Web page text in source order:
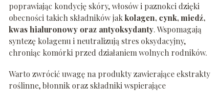
poprawiając kondycję skóry, włosów i paznokci dzięki
obecności takich składników jakkolagen, cynk, miedź,
kwas hialuronowy oraz antyoksydanty. Wspomagają
syntezę kolagenu i neutralizują stres oksydacyjny,
chroniąc komórki przed działaniem wolnych rodników.
Warto zwrócić uwagę na produkty zawierające ekstrakty
roślinne, błonnik oraz składniki wspierające